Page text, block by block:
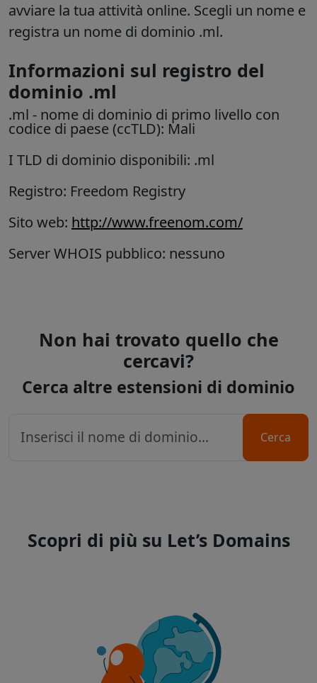
avviare la tua attività online. Scegli un nome e
registra un nome di dominio .ml.
Informazioni sul registro del
dominio .ml
.ml - nome di dominio di primo livello con
codice di paese (ccTLD): Mali
I TLD di dominio disponibili: .ml
Registro: Freedom Registry
Sito web: http://www.freenom.com/
Server WHOIS pubblico: nessuno
Non hai trovato quello che
cercavi?
Cerca altre estensioni di dominio
Cerca